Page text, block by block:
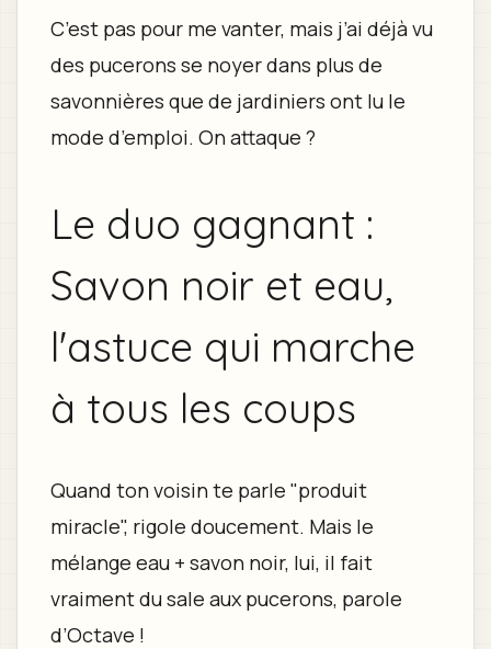
C’est pas pour me vanter, mais j’ai déjà vu
des pucerons se noyer dans plus de
savonnières que de jardiniers ont lu le
mode d’emploi. On attaque ?
Le duo gagnant :
Savon noir et eau,
l'astuce qui marche
à tous les coups
Quand ton voisin te parle "produit
miracle", rigole doucement. Mais le
mélange eau + savon noir, lui, il fait
vraiment du sale aux pucerons, parole
d’Octave !